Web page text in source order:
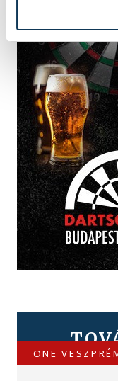
ONE